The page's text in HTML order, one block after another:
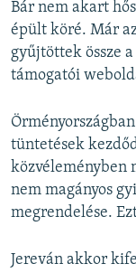
Bár nem akart
épült köré. Már
gyűjtöttek össze
támogatói
tüntetések
közvéleményben
nem magányos
megrendelése.
Jereván akkor